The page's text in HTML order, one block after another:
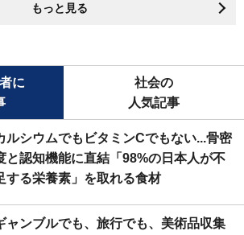
もっと見る
に
社会の
人気記事
ルシウムでもビタミンCでもない...骨密
と認知機能に直結「98%の日本人が不
する栄養素」を取れる食材
ャンブルでも、旅行でも、美術品収集